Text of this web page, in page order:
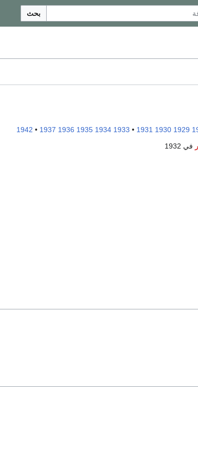
بحث
1929
1930
1931
•
1933
1934
1935
1936
1937
•
1942
في 1932